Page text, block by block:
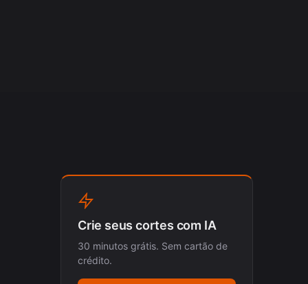
Crie seus cortes com IA
30 minutos grátis. Sem cartão de
crédito.